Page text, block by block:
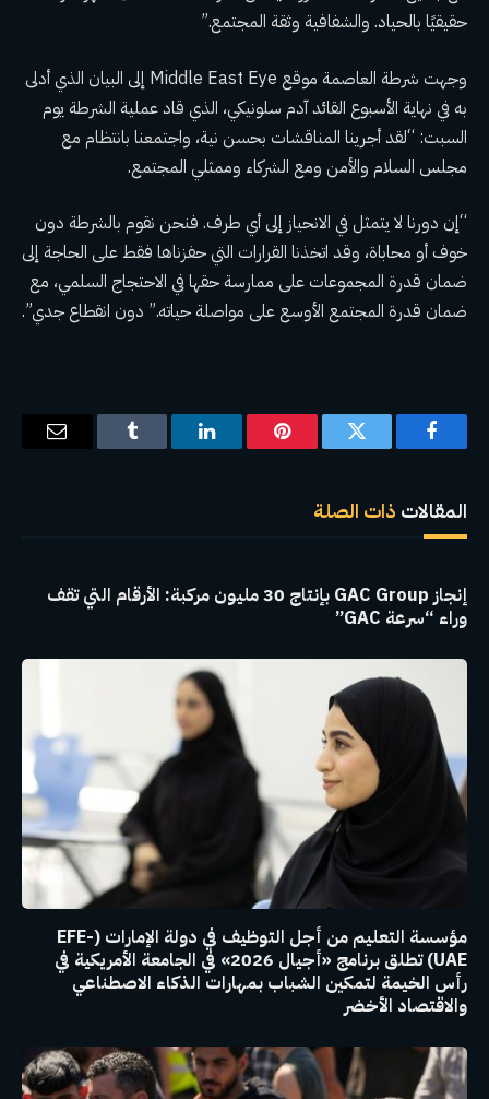
حقيقيًا بالحياد. والشفافية وثقة المجتمع.”
وجهت شرطة العاصمة موقع Middle East Eye إلى البيان الذي أدلى
به في نهاية الأسبوع القائد آدم سلونيكي، الذي قاد عملية الشرطة يوم
السبت: “لقد أجرينا المناقشات بحسن نية، واجتمعنا بانتظام مع
مجلس السلام والأمن ومع الشركاء وممثلي المجتمع.
“إن دورنا لا يتمثل في الانحياز إلى أي طرف. فنحن نقوم بالشرطة دون
خوف أو محاباة، وقد اتخذنا القرارات التي حفزناها فقط على الحاجة إلى
ضمان قدرة المجموعات على ممارسة حقها في الاحتجاج السلمي، مع
ضمان قدرة المجتمع الأوسع على مواصلة حياته.” دون انقطاع جدي”.
فيسبوك تويتر بينتيريستلينكدإن Tumblr
البريد
المقالات ذات الصلة
إنجاز GAC Group بإنتاج 30 مليون مركبة: الأرقام التي تقف
وراء “سرعة GAC”
مؤسسة التعليم من أجل التوظيف في دولة الإمارات (EFE-
UAE) تطلق برنامج «أجيال 2026» في الجامعة الأمريكية في
رأس الخيمة لتمكين الشباب بمهارات الذكاء الاصطناعي
والاقتصاد الأخضر